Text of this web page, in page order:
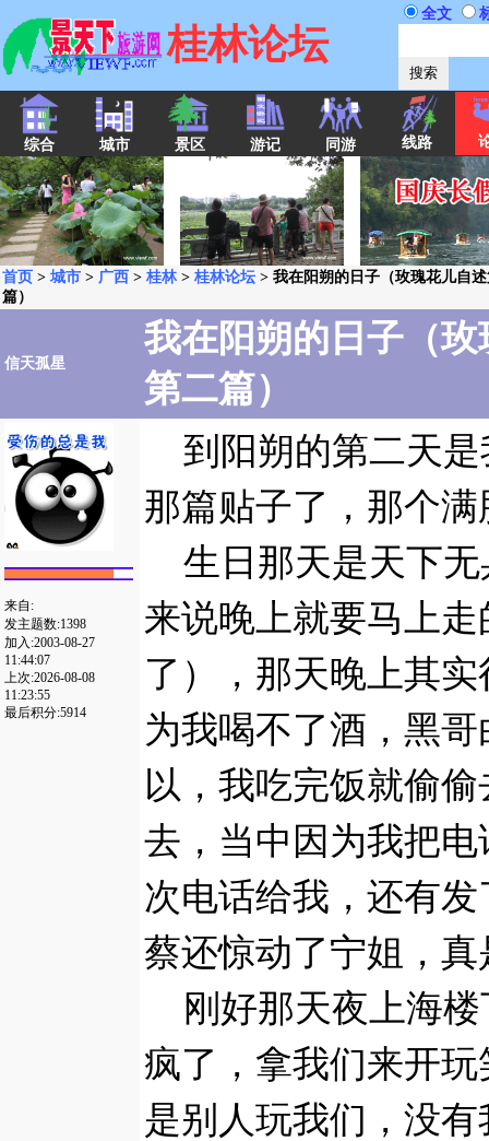
桂林论坛
全文
综合 城市 景区 游记 同游 线路
首页 > 城市 > 广西 > 桂林> 桂林论坛 > 我在阳朔的日子（玫瑰花儿自
篇）
信天孤星
我在阳朔的日子（
第二篇）
来自:
发主题数:1398
加入:2003-08-27
11:44:07
上次:2026-08-08
11:23:55
最后积分:5914
到阳朔的第二天是
那篇贴子了，那个
生日那天是天下无
来说晚上就要马上
了），那天晚上其
为我喝不了酒，黑
以，我吃完饭就偷
去，当中因为我把
次电话给我，还有
蔡还惊动了宁姐，
刚好那天夜上海楼
疯了，拿我们来开
是别人玩我们，没